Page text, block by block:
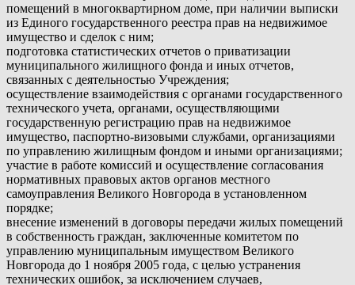
помещений в многоквартирном доме, при наличии выписки
из Единого государственного реестра прав на недвижимое
имущество и сделок с ним;
подготовка статистических отчетов о приватизации
муниципального жилищного фонда и иных отчетов,
связанных с деятельностью Учреждения;
осуществление взаимодействия с органами государственного
технического учета, органами, осуществляющими
государственную регистрацию прав на недвижимое
имущество, паспортно-визовыми службами, организациями
по управлению жилищным фондом и иными организациями;
участие в работе комиссий и осуществление согласования
нормативных правовых актов органов местного
самоуправления Великого Новгорода в установленном
порядке;
внесение изменений в договоры передачи жилых помещений
в собственность граждан, заключенные комитетом по
управлению муниципальным имуществом Великого
Новгорода до 1 ноября 2005 года, с целью устранения
технических ошибок, за исключением случаев,